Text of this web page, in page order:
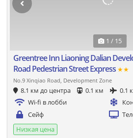
1 / 15
Greentree Inn Liaoning Dalian
Road Pedestrian Street Express ★★
No.9 Xinqiao Road, Development Zone
8.1 км до центра 0.1 км
0.1
Wi-fi в лобби
Сейф
Низкая цена